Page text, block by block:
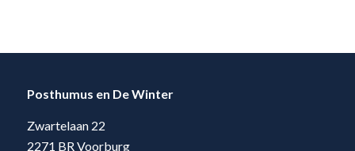
Posthumus en De Winter
Zwartelaan 22
2271 BR Voorburg